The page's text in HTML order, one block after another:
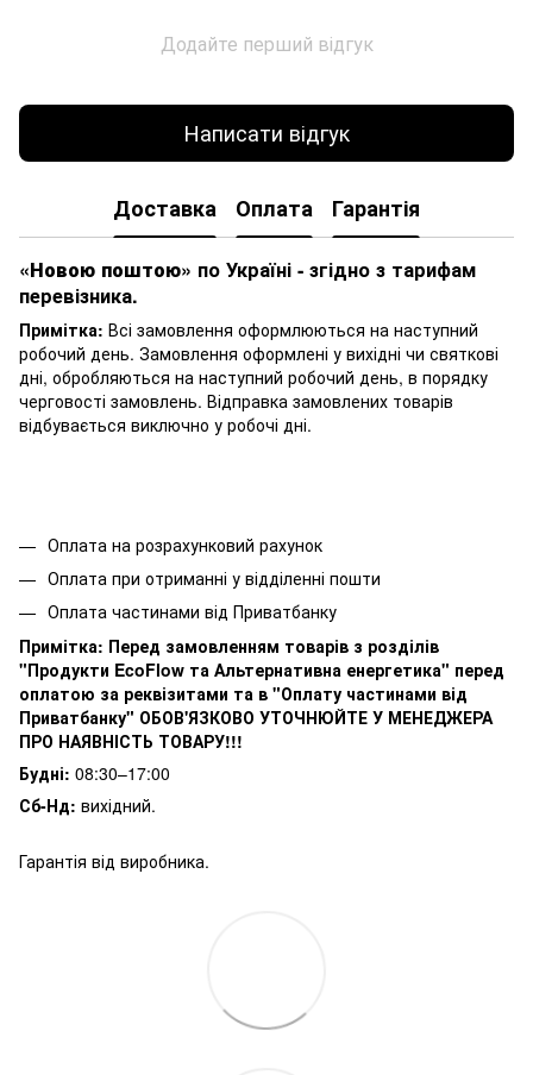
Додайте перший відгук
Написати відгук
Доставка Оплата Гарантія
«Новою поштою» по Україні - згідно з тарифам
перевізника.
Примітка: Всі замовлення оформлюються на наступний
робочий день. Замовлення оформлені у вихідні чи святкові
дні, обробляються на наступний робочий день, в порядку
черговості замовлень. Відправка замовлених товарів
відбувається виключно у робочі дні.
Оплата на розрахунковий рахунок
Оплата при отриманні у відділенні пошти
Оплата частинами від Приватбанку
Примітка: Перед замовленням товарів з розділів
"Продукти EcoFlow та Альтернативна енергетика" перед
оплатою за реквізитами та в "Оплату частинами від
Приватбанку" ОБОВ'ЯЗКОВО УТОЧНЮЙТЕ У МЕНЕДЖЕРА
ПРО НАЯВНІСТЬ ТОВАРУ!!!
Будні: 08:30–17:00
Сб-Нд: вихідний.
Гарантія від виробника.